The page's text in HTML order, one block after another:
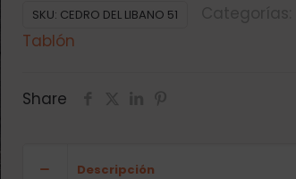
SKU: CEDRO DEL LIBANO 51
Tablón
Share
Descripción